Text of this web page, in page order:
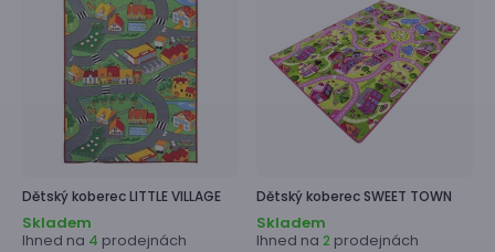
Dětský koberecLITTLE VILLAGE
Skladem
Ihned na 4 prodejnách
Dětský koberecSWEET TOWN
Skladem
Ihned na 2 prodejnách